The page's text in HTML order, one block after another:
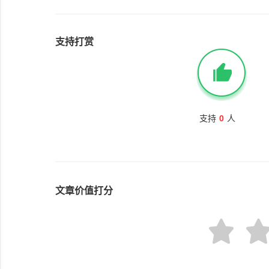
支持打赏
支持 0 人
文章价值打分